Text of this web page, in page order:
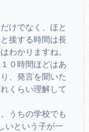
けでなく、ほと
接する時間は長
わかりますね。
０時間ほどはあ
、発言を聞いた
くらい理解して
うちの学校でも
いという子が一